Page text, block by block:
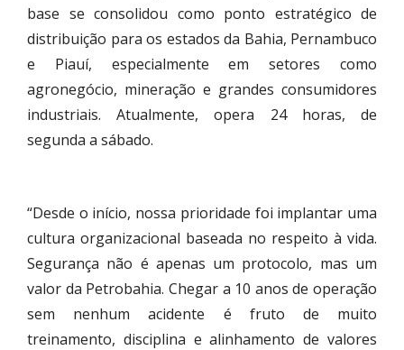
base se consolidou como ponto estratégico de
distribuição para os estados da Bahia, Pernambuco
e Piauí, especialmente em setores como
agronegócio, mineração e grandes consumidores
industriais. Atualmente, opera 24 horas, de
segunda a sábado.
“Desde o início, nossa prioridade foi implantar uma
cultura organizacional baseada no respeito à vida.
Segurança não é apenas um protocolo, mas um
valor da Petrobahia. Chegar a 10 anos de operação
sem nenhum acidente é fruto de muito
treinamento, disciplina e alinhamento de valores